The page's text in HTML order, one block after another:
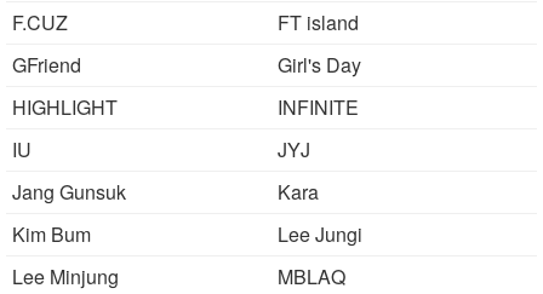
F.CUZ
FT island
GFriend
Girl's Day
HIGHLIGHT
INFINITE
IU
JYJ
Jang Gunsuk
Kara
Kim Bum
Lee Jungi
Lee Minjung
MBLAQ